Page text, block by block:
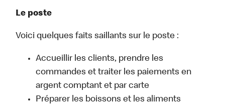
Le poste
Voici quelques faits saillants sur le poste :
Accueillir les clients, prendre les
commandes et traiter les paiements en
argent comptant et par carte
Préparer les boissons et les aliments